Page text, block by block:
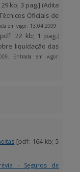
kb; 3 pag.] (Adita
Oficiais de
em vigor: 13.04.2009
22 kb; 1 pag.]
liquidação das
Entrada em vigor:
[pdf: 164 kb; 5
- Seguros de